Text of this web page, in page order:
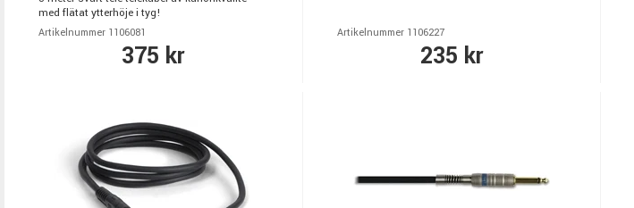
med flätat ytterhöje i tyg!
Artikelnummer 1106081
375 kr
Artikelnummer 1106227
235 kr